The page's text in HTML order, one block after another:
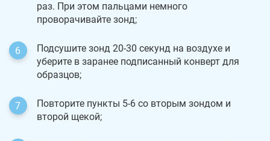
раз. При этом пальцами немного
проворачивайте зонд;
Подсушите зонд 20-30 секунд на воздухе и
уберите в заранее подписанный конверт для
образцов;
Повторите пункты 5-6 со вторым зондом и
второй щекой;